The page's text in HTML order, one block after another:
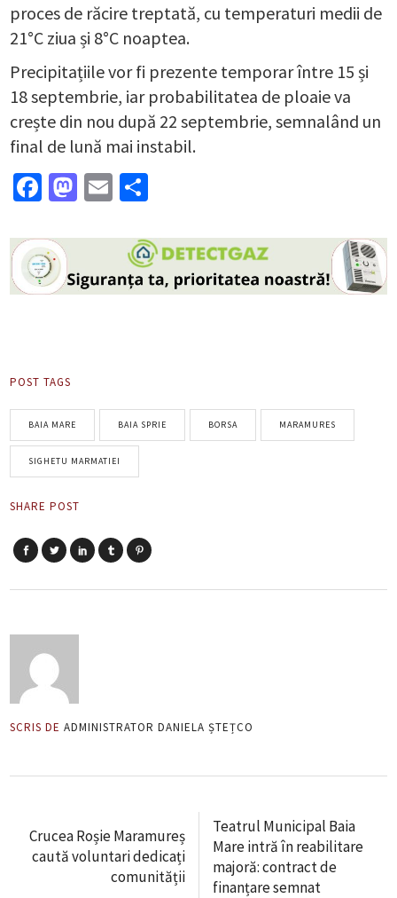
proces de răcire treptată, cu temperaturi medii de
21°C ziua și 8°C noaptea.
Precipitațiile vor fi prezente temporar între 15 și
18 septembrie, iar probabilitatea de ploaie va
crește din nou după 22 septembrie, semnalând un
final de lună mai instabil.
Facebook
Mastodon
Email
POST TAGS
BAIA MARE BAIA SPRIE BORSA MARAMURES
SIGHETU MARMATIEI
SHARE POST
SCRIS DE ADMINISTRATOR DANIELA ȘTEȚCO
Crucea Roșie Maramureș
caută voluntari dedicați
comunității
Teatrul Municipal Baia
Mare intră în reabilitare
majoră: contract de
finanțare semnat